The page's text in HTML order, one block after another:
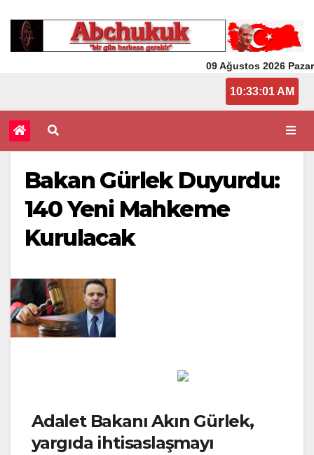
09 Ağustos 2026 Pazar
10:33:01 AM
Bakan Gürlek Duyurdu:
140 Yeni Mahkeme
Kurulacak
Adalet Bakanı Akın Gürlek,
yargıda ihtisaslaşmayı